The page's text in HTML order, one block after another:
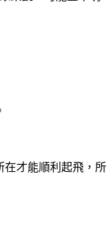
在才能順利起飛，所